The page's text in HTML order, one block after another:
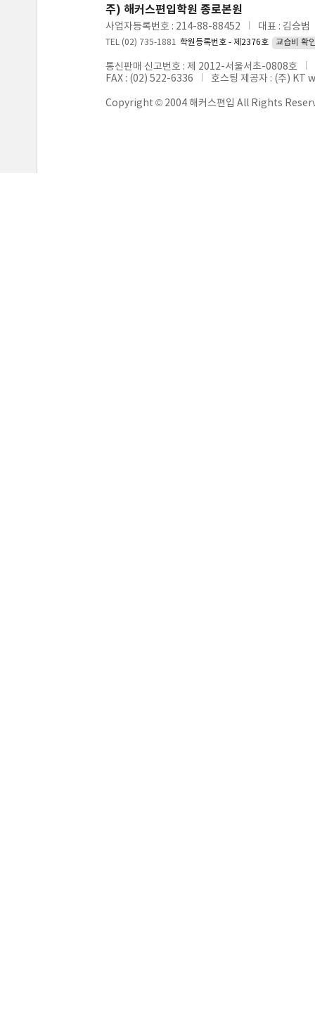
주) 해커스편입학원 종로본원
사업자등록번호 : 214-88-88452 대표 : 김승범
TEL (02) 735-1881 학원등록번호 - 제2376호 교습비 확
통신판매 신고번호 : 제 2012-서울서초-0808호
FAX : (02) 522-6336
호스팅 제공자 : (주)
Copyright © 2004 해커스편입 All Rights